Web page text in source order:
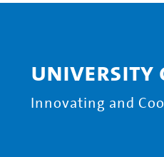
University
Innovating and